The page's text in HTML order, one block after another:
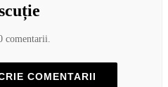
comentarii.
COMENTARII